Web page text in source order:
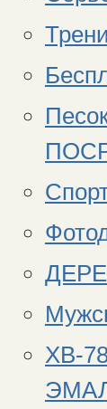
ХВ-